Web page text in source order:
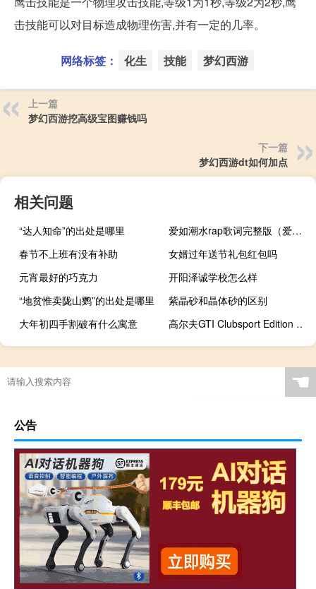
击技能可以对目标造成物理伤害,并有一定的几率。
网络标签： 化生 技能 梦幻西游
上一篇
梦幻西游挖高级宝图赚钱吗
下一篇
梦幻西游dt如何加点
相关问题
“达人知命”的出处是哪里
爱如潮水rap歌词完整版（爱如潮水rap歌词）
春节不上班有没有补助
女婿过年送节礼包红包吗
元宵最好的巧克力
开阳泽诚学校怎么样
“地贫惟卖陇山鹦”的出处是哪里
紫晶砂和晶体砂的区别
大年初四手割破有什么寓意
高尔夫GTI Clubsport Edition 40比思域R型贵
☚
公告